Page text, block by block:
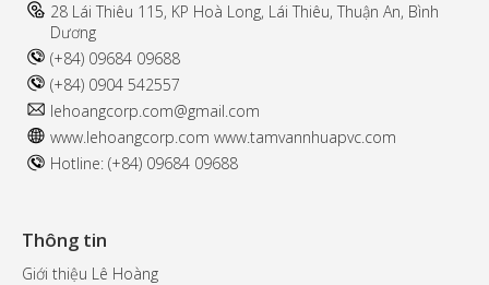
28 Lái Thiêu 115, KP Hoà Long, Lái Thiêu, Thuận An, Bình
Dương
(+84) 09684 09688
(+84) 0904 542557
lehoangcorp.com@gmail.com
www.lehoangcorp.com www.tamvannhuapvc.com
Hotline: (+84) 09684 09688
Thông tin
Giới thiệu Lê Hoàng